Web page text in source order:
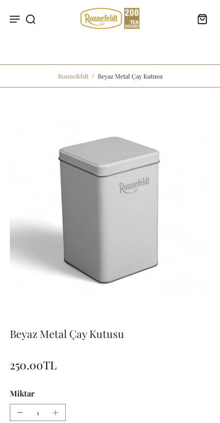
Ronnefeldt / Beyaz Metal Çay Kutusu
Beyaz Metal Çay Kutusu
250.00TL
Miktar